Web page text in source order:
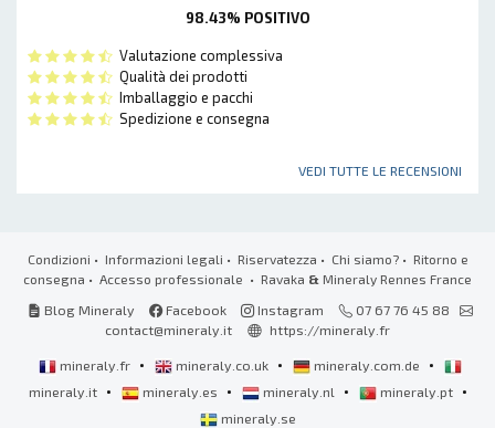
98.43% POSITIVO
Valutazione complessiva
Qualità dei prodotti
Imballaggio e pacchi
Spedizione e consegna
VEDI TUTTE LE RECENSIONI
Condizioni • Informazioni legali • Riservatezza • Chi siamo?• Ritorno e
consegna • Accesso professionale • Ravaka & Mineraly Rennes France
Blog Mineraly
Facebook Instagram
07 67 76 45 88
contact@mineraly.it
https://mineraly.fr
mineraly.fr • mineraly.co.uk • mineraly.com.de •
mineraly.it • mineraly.es • mineraly.nl • mineraly.pt •
mineraly.se